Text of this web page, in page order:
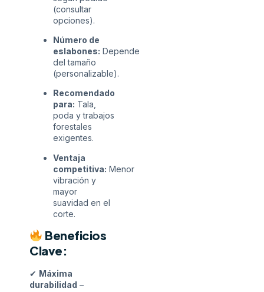
(consultar
opciones).
Número de
eslabones: Depende
del tamaño
(personalizable).
Recomendado
para: Tala,
poda y trabajos
forestales
exigentes.
Ventaja
competitiva: Menor
vibración y
mayor
suavidad en el
corte.
Beneficios
Clave:
✔ Máxima
durabilidad –